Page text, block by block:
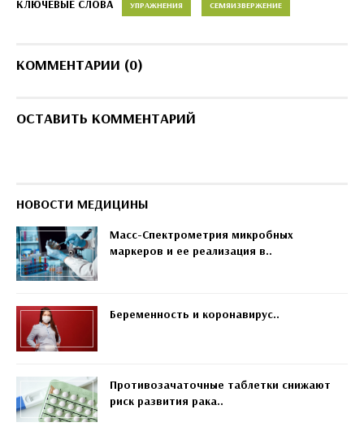
КЛЮЧЕВЫЕ СЛОВА УПРАЖНЕНИЯ СЕМЯИЗВЕРЖЕНИЕ
КОММЕНТАРИИ (0)
ОСТАВИТЬ КОММЕНТАРИЙ
НОВОСТИ МЕДИЦИНЫ
Масс-Спектрометрия микробных
маркеров и ее реализация в..
Беременность и коронавирус..
Противозачаточные таблетки снижают
риск развития рака..